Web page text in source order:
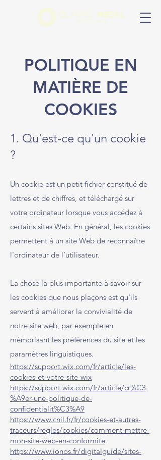
POLITIQUE EN
MATIÈRE DE
COOKIES
1. Qu'est-ce qu'un cookie
?
Un cookie est un petit fichier constitué de
lettres et de chiffres, et téléchargé sur
votre ordinateur lorsque vous accédez à
certains sites Web. En général, les cookies
permettent à un site Web de reconnaître
l'ordinateur de l’utilisateur.
La chose la plus importante à savoir sur
les cookies que nous plaçons est qu'ils
servent à améliorer la convivialité de
notre site web, par exemple en
mémorisant les préférences du site et les
paramètres linguistiques.
https://support.wix.com/fr/article/les-
cookies-et-votre-site-wix
https://support.wix.com/fr/article/cr%C3
%A9er-une-politique-de-
confidentialit%C3%A9
https://www.cnil.fr/fr/cookies-et-autres-
traceurs/regles/cookies/comment-mettre-
mon-site-web-en-conformite
https://www.ionos.fr/digitalguide/sites-